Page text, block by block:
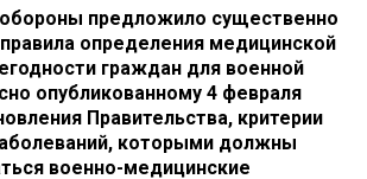
предложило существенно
определения медицинской
граждан для военной
опубликованному 4 февраля
Правительства, критерии
которыми должны
военно-медицинские